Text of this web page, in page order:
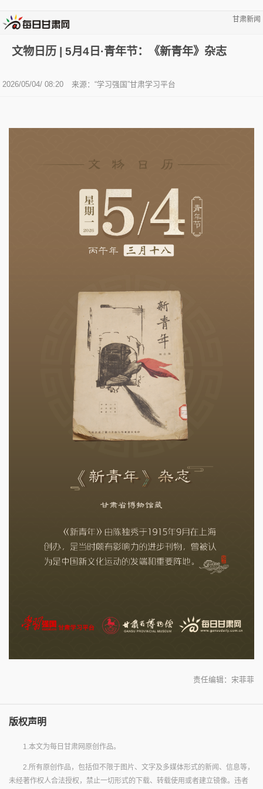
甘肃新闻
文物日历 | 5月4日·青年节：《新青年》杂志
2026/05/04/ 08:20 来源：“学习强国”甘肃学习平台
责任编辑：宋菲菲
版权声明
1.本文为每日甘肃网原创作品。
2.所有原创作品，包括但不限于图片、文字及多媒体形式的新闻、信息等，
未经著作权人合法授权，禁止一切形式的下载、转载使用或者建立镜像。违者